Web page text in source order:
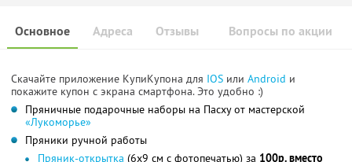
Основное Отзывы Вопросы по акции
Адреса
Скачайте приложение КупиКупона для IOS или Android и
покажите купон с экрана смартфона. Это удобно :)
Пряничные подарочные наборы на Пасху от мастерской
«Лукоморье»
Пряники ручной работы
Пряник-открытка (6х9 см с фотопечатью) за 100р. вместо